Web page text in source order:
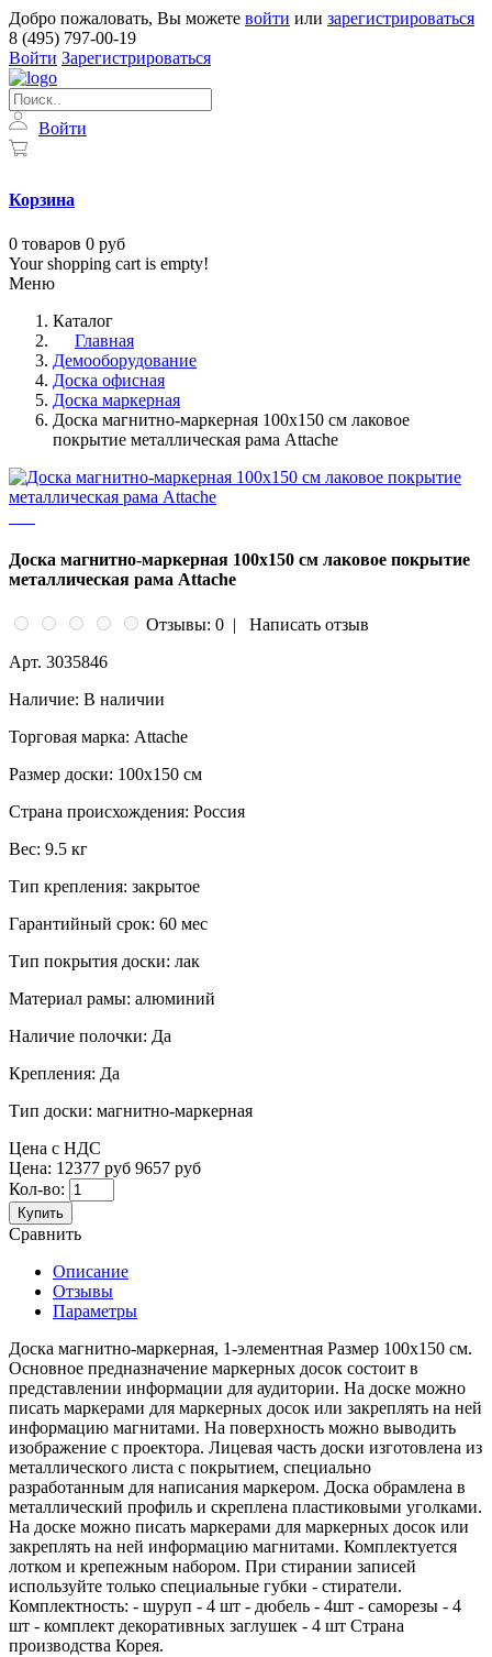
Добро пожаловать, Вы можете войти или зарегистрироваться
8 (495) 797-00-19
Войти Зарегистрироваться
Войти
Корзина
0 товаров 0 руб
Your shopping cart is empty!
Меню
Каталог
Главная
Демооборудование
Доска офисная
Доска маркерная
Доска магнитно-маркерная 100х150 см лаковое
покрытие металлическая рама Attache
Доска магнитно-маркерная 100х150 см лаковое покрытие
металлическая рама Attache
Отзывы: 0 |
Написать отзыв
Арт. 3035846
Наличие: В наличии
Торговая марка: Attache
Размер доски: 100x150 см
Страна происхождения: Россия
Вес: 9.5 кг
Тип крепления: закрытое
Гарантийный срок: 60 мес
Тип покрытия доски: лак
Материал рамы: алюминий
Наличие полочки: Да
Крепления: Да
Тип доски: магнитно-маркерная
Цена с НДС
Цена: 12377 руб 9657 руб
Кол-во:
Купить
Сравнить
Описание
Отзывы
Параметры
Доска магнитно-маркерная, 1-элементная Размер 100x150 см.
Основное предназначение маркерных досок состоит в
представлении информации для аудитории. На доске можно
писать маркерами для маркерных досок или закреплять на ней
информацию магнитами. На поверхность можно выводить
изображение с проектора. Лицевая часть доски изготовлена из
металлического листа с покрытием, специально
разработанным для написания маркером. Доска обрамлена в
металлический профиль и скреплена пластиковыми уголками.
На доске можно писать маркерами для маркерных досок или
закреплять на ней информацию магнитами. Комплектуется
лотком и крепежным набором. При стирании записей
используйте только специальные губки - стиратели.
Комплектность: - шуруп - 4 шт - дюбель - 4шт - саморезы - 4
шт - комплект декоративных заглушек - 4 шт Страна
производства Корея.